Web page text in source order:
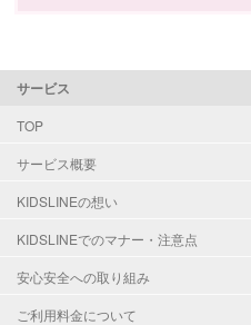
サービス
TOP
サービス概要
KIDSLINEの想い
KIDSLINEでのマナー・注意点
安心安全への取り組み
ご利用料金について